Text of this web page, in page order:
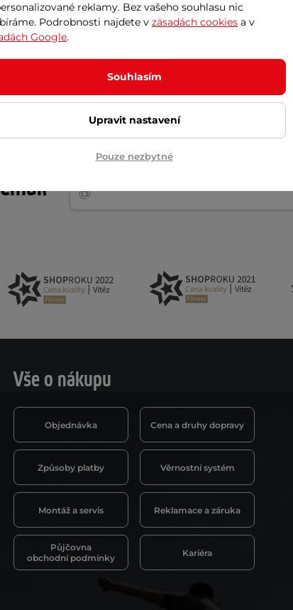
syntetická kůže , odolná guma , HDPE polyetylen
Akční newsletter
Vše o nákupu
Objednávka Cena a druhy dopravy
Způsoby platby Věrnostní systém
Montáž a servis Reklamace a záruka
Půjčovna
obchodní podmínky
Kariéra
reklamy. Bez vašeho souhlasu nic
Podrobnosti najdete v zásadách cookies a v
Google.
Souhlasím
Upravit nastavení
Pouze nezbytné